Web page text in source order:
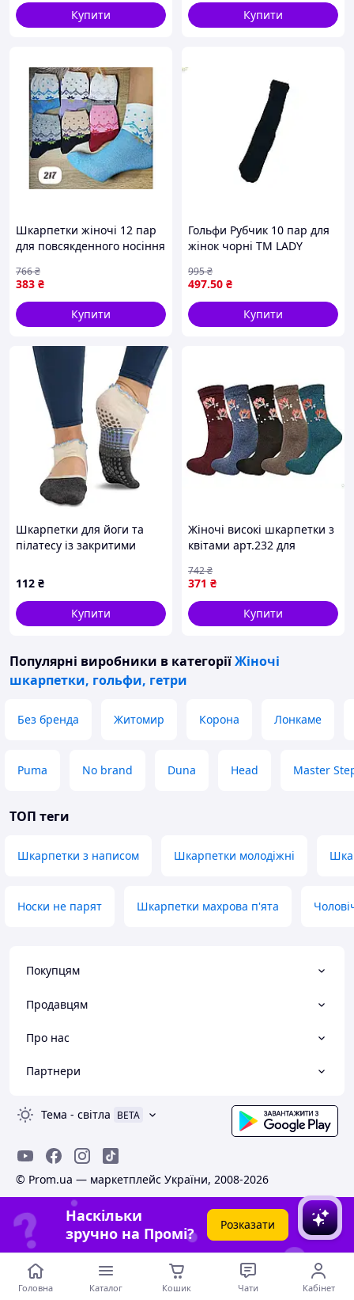
Купити
Купити
Шкарпетки жіночі 12 пар
для повсякденного носіння
Дукат
383 ₴
766₴
Купити
Гольфи Рубчик 10 пар для
жінок чорні ТМ LADY
носіння та комфорту
497.50 ₴
995₴
Купити
Шкарпетки для йоги та
пілатесу із закритими
Sport FI-8953 розмір 36-41
кольори в асортименті
112 ₴
Купити
Жіночі високі шкарпетки з
квітами арт.232 для
пар ТМ Житосвіт
371 ₴
742₴
Купити
Популярні виробники в категоріїЖіночі
шкарпетки, гольфи, гетри
Без бренда Житомир Корона Лонкаме
Puma No brand Duna Head Master
ТОП теги
Шкарпетки з написом Шкарпетки молодіжні
Носки не парят Шкарпетки махрова п'ята
Покупцям
Продавцям
Про нас
Партнери
Тема - світла BETA
© Prom.ua — маркетплейс України, 2008-2026
Наскільки
зручно на Промі?
Розказати
Головна Каталог Кошик Чати Кабінет